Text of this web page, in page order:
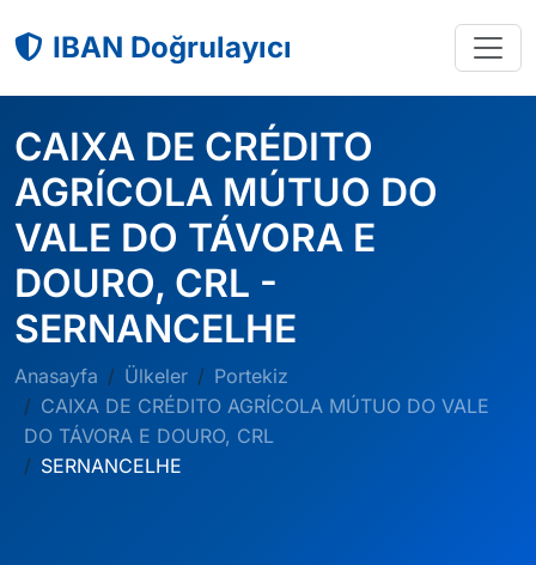
IBAN Doğrulayıcı
CAIXA DE CRÉDITO
AGRÍCOLA MÚTUO DO
VALE DO TÁVORA E
DOURO, CRL -
SERNANCELHE
Anasayfa Ülkeler
Portekiz
CAIXA DE CRÉDITO AGRÍCOLA MÚTUO DO VALE
DO TÁVORA E DOURO, CRL
SERNANCELHE